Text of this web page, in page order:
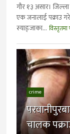
गाैर १३ असार।
एक जनालाई पक्राउ
स्याङ्जाका...
crime
चालक